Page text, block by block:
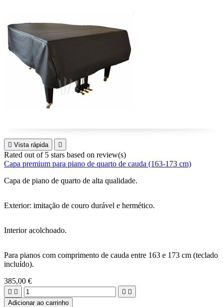
 Vista rápida 
Rated out of 5 stars based on review(s)
Capa premium para piano de quarto de cauda (163-173 cm)
Capa de piano de quarto de alta qualidade.
Exterior: imitação de couro durável e hermético.
Interior acolchoado.
Para pianos com comprimento de cauda entre 163 e 173 cm (teclado
incluído).
385,00 €
   
Adicionar ao carrinho